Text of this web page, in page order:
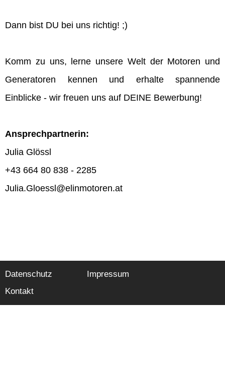
Dann bist DU bei uns richtig! ;)
Komm zu uns, lerne unsere Welt der Motoren und
Generatoren kennen und erhalte spannende
Einblicke - wir freuen uns auf DEINE Bewerbung!
Ansprechpartnerin:
Julia Glössl
+43 664 80 838 - 2285
Julia.Gloessl@elinmotoren.at
Datenschutz
Impressum
Kontakt